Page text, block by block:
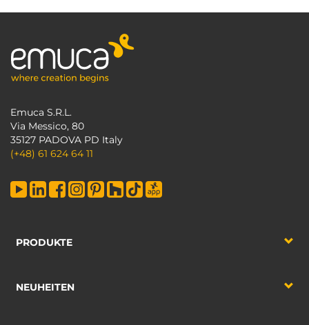
Emuca S.R.L.
Via Messico, 80
35127 PADOVA PD Italy
(+48) 61 624 64 11
PRODUKTE
NEUHEITEN